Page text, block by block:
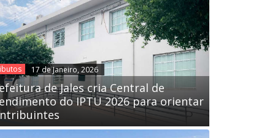
17 de Janeiro, 2026
de Jales cria Central de
do IPTU 2026 para orientar